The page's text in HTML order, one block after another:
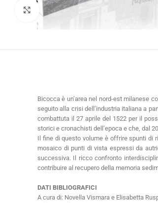
Click to enlarge
Bicocca è un’area nel nord-est milanese
seguito alla crisi dell’industria italiana a
combattuta il 27 aprile del 1522 per il
storici e cronachisti dell’epoca e che, dal
Il fine di questo volume è offrire spunti di
mosaico di punti di vista espressi da
successiva. Il ricco confronto
contribuire al recupero della memoria
DATI BIBLIOGRAFICI
A cura di: Novella Vismara e Elisabetta